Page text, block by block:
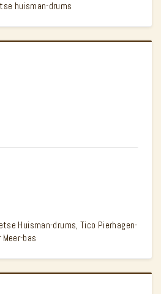
huisman-drums
Huisman-drums, Tico Pierhagen-
bas